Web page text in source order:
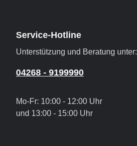
Service-Hotline
Unterstützung und Beratung unter:
04268 - 9199990
Mo-Fr: 10:00 - 12:00 Uhr
und 13:00 - 15:00 Uhr